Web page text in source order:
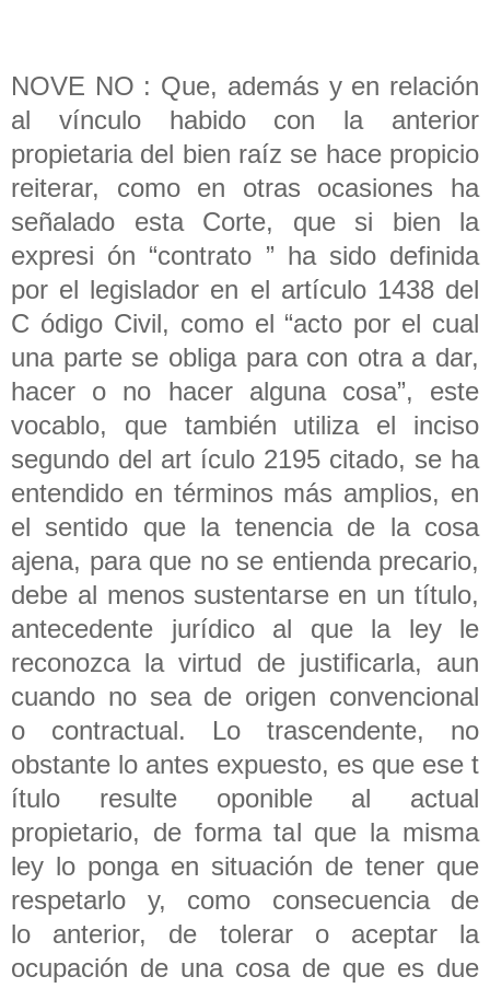
NOVE NO : Que, además y en relación
al vínculo habido con la anterior
propietaria del bien raíz se hace propicio
reiterar, como en otras ocasiones ha
señalado esta Corte, que si bien la
expresi ón “contrato ” ha sido definida
por el legislador en el artículo 1438 del
C ódigo Civil, como el “acto por el cual
una parte se obliga para con otra a dar,
hacer o no hacer alguna cosa”, este
vocablo, que también utiliza el inciso
segundo del art ículo 2195 citado, se ha
entendido en términos más amplios, en
el sentido que la tenencia de la cosa
ajena, para que no se entienda precario,
debe al menos sustentarse en un título,
antecedente jurídico al que la ley le
reconozca la virtud de justificarla, aun
cuando no sea de origen convencional
o contractual. Lo trascendente, no
obstante lo antes expuesto, es que ese t
ítulo resulte oponible al actual
propietario, de forma tal que la misma
ley lo ponga en situación de tener que
respetarlo y, como consecuencia de
lo anterior, de tolerar o aceptar la
ocupación de una cosa de que es due